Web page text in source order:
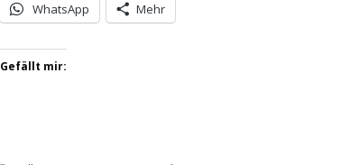
WhatsApp Mehr
Gefällt mir: